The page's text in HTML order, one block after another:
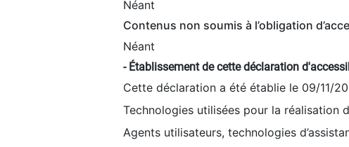
Néant
Contenus non soumis à l’obligation
Néant
- Établissement de cette déclaration
Cette déclaration a été établie le 09/11/
Technologies utilisées pour la réalisation
Agents utilisateurs, technologies